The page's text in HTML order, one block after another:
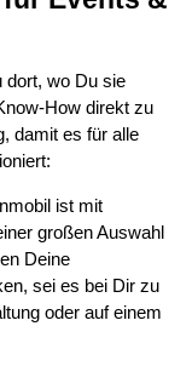
dort, wo Du sie
How direkt zu
damit es für alle
ist mit
großen Auswahl
Deine
sei es bei Dir zu
oder auf einem